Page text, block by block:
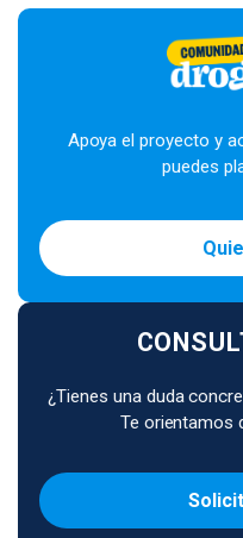
Apoya el proyecto y
puedes
¿Tienes una duda
Te orientamos